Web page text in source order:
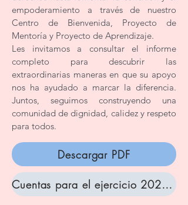
empoderamiento a través de nuestro
Centro de Bienvenida, Proyecto de
Mentoría y Proyecto de Aprendizaje.
Les invitamos a consultar el informe
completo para descubrir las
extraordinarias maneras en que su apoyo
nos ha ayudado a marcar la diferencia.
Juntos, seguimos construyendo una
comunidad de dignidad, calidez y respeto
para todos.
Descargar PDF
Cuentas para el ejercicio 2023-2024